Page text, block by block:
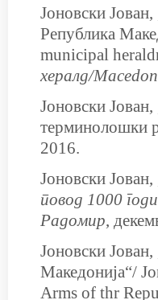
Јоновски
Република
municipal
хералд/
Јоновски
терминолошки
2016.
Јоновски
повод 1000
Радомир,
Јоновски
Македонија“/
Arms of thr